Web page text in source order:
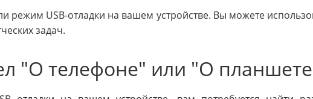
режим USB-отладки на вашем устройстве. Вы можете
задач.
"О телефоне" или "О